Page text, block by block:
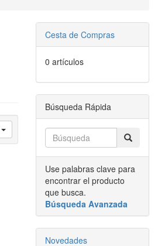
Cesta de Compras
0 artículos
Búsqueda Rápida
Use palabras clave para
encontrar el producto
que busca.
Búsqueda Avanzada
Novedades